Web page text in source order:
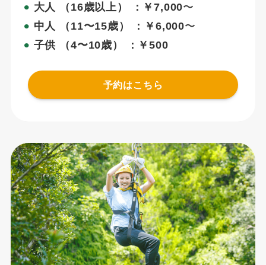
⚫︎ 大人 （16歳以上） ：￥7,000〜
⚫︎ 中人 （11〜15歳） ：￥6,000〜
⚫︎ 子供 （4〜10歳） ：￥500
予約はこちら